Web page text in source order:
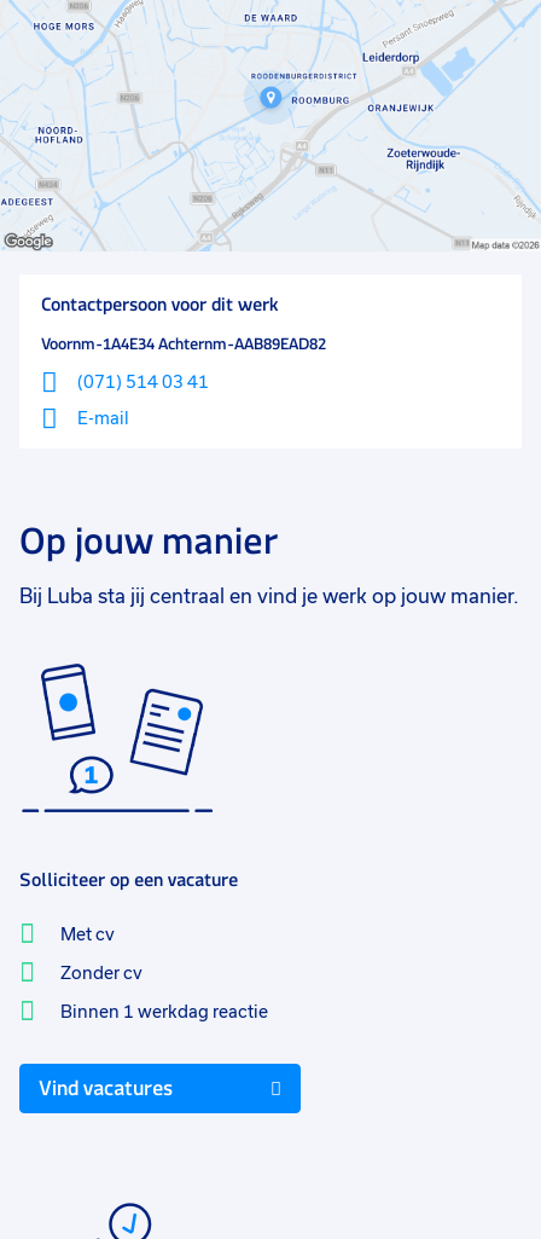
en directe communicatie voorop.
Contactpersoon voor dit werk
Voornm-1A4E34 Achternm-AAB89EAD82
(071) 514 03 41
E-mail
Op jouw manier
Bij Luba sta jij centraal en vind je werk op jouw manier.
Solliciteer op een vacature
Met cv
Zonder cv
Binnen 1 werkdag reactie
Vind vacatures